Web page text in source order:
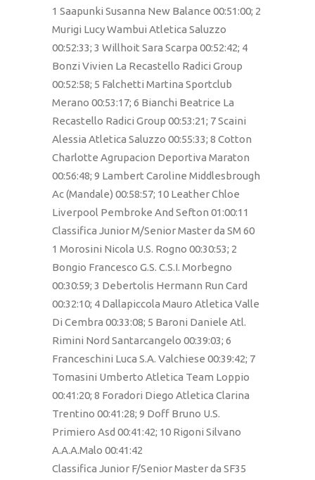
1 Saapunki Susanna New Balance 00:51:00; 2
Murigi Lucy Wambui Atletica Saluzzo
00:52:33; 3 Willhoit Sara Scarpa 00:52:42; 4
Bonzi Vivien La Recastello Radici Group
00:52:58; 5 Falchetti Martina Sportclub
Merano 00:53:17; 6 Bianchi Beatrice La
Recastello Radici Group 00:53:21; 7 Scaini
Alessia Atletica Saluzzo 00:55:33; 8 Cotton
Charlotte Agrupacion Deportiva Maraton
00:56:48; 9 Lambert Caroline Middlesbrough
Ac (Mandale) 00:58:57; 10 Leather Chloe
Liverpool Pembroke And Sefton 01:00:11
Classifica Junior M/Senior Master da SM 60
1 Morosini Nicola U.S. Rogno 00:30:53; 2
Bongio Francesco G.S. C.S.I. Morbegno
00:30:59; 3 Debertolis Hermann Run Card
00:32:10; 4 Dallapiccola Mauro Atletica Valle
Di Cembra 00:33:08; 5 Baroni Daniele Atl.
Rimini Nord Santarcangelo 00:39:03; 6
Franceschini Luca S.A. Valchiese 00:39:42; 7
Tomasini Umberto Atletica Team Loppio
00:41:20; 8 Foradori Diego Atletica Clarina
Trentino 00:41:28; 9 Doff Bruno U.S.
Primiero Asd 00:41:42; 10 Rigoni Silvano
A.A.A.Malo 00:41:42
Classifica Junior F/Senior Master da SF35